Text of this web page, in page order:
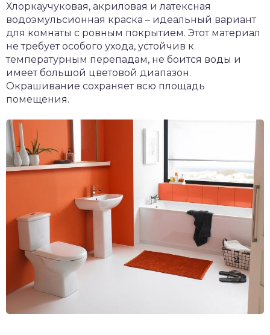
Хлоркаучуковая, акриловая и латексная
водоэмульсионная краска – идеальный вариант
для комнаты с ровным покрытием. Этот материал
не требует особого ухода, устойчив к
температурным перепадам, не боится воды и
имеет большой цветовой диапазон.
Окрашивание сохраняет всю площадь
помещения.